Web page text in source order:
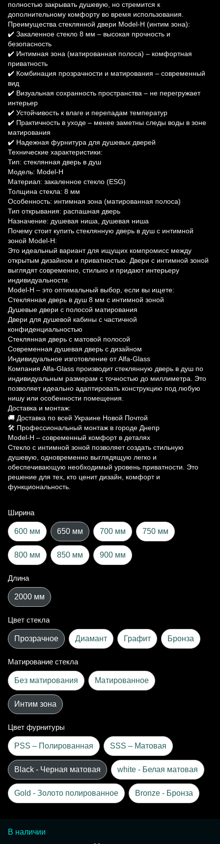
полностью закрывать душевую, но стремится к
дополнительному комфорту во время использования.
Преимущества стеклянной двери Model-H (интим зона):
✔️ Закаленное стекло 8 мм – высокая прочность и
безопасность
✔️ Интимная зона (матированная полоса) – комфортная
приватность
✔️ Комбинация прозрачности и матирования – современный
вид
✔️ Визуальная сохранность пространства – не перегружает
интерьер
✔️ Устойчивость к влаге и перепадам температур
✔️ Практичность в уходе – менее заметны следы воды в зоне
матирования
✔️ Надежная фурнитура для душевых дверей
Технические характеристики:
Тип: стеклянная дверь в душ
Модель: Model-H
Материал: закаленное стекло (ESG)
Толщина стекла: 8 мм
Особенность: интимная зона (матированная полоса)
Тип открывания: распашная дверь
Назначение: душевая ниша, душевая ниша
Почему стоит купить стеклянную дверь в душ с интимной
зоной Model-H:
Это идеальный вариант для ищущих компромисс между
открытым дизайном и приватностью. Двери с интимной зоной
выглядят современно, стильно и придают интерьеру
индивидуальности.
Model-H – это оптимальный выбор, если вы ищете:
Стеклянная дверь в душ 8 мм с интимной зоной
Душевые двери с полосой матирования
Двери для душевой кабины с частичной
конфиденциальностью
Стеклянная дверь с матовой полосой
Современная душевая дверь с дизайном
Индивидуальное изготовление от Alfa-Glass
Компания Alfa-Glass производит стеклянную дверь в душ по
индивидуальным размерам с точностью до миллиметра. Это
позволяет идеально адаптировать конструкцию под любую
нишу или особенности помещения.
Доставка и монтаж:
🚚 Доставка по всей Украине Новой Почтой
🛠 Профессиональный монтаж в городе Днепр
Model-H – современный комфорт в деталях
Стекло с интимной зоной позволяет создать стильную
душевую, одновременно выглядящую легко и
обеспечивающую необходимый уровень приватности. Это
решение для тех, кто ценит дизайн, комфорт и
функциональность.
Ширина
600 мм 650 мм 700 мм 750 мм
800 мм 850 мм 900 мм
Длина
2000 мм
Цвет стекла
Прозрачное Диамант Графит Бронза
Матирование стекла
Без матирования Матированное
Интим зона
Цвет фурнитуры
PSS – Полированная SSS – Матовая
Black - Черная матовая white - Белая матовая
Gold - Золото полированное Bronze - Бронза
В наличии